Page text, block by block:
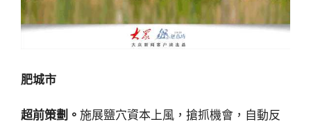
肥城市
超前策劃。 施展鹽穴資本上風，搶抓機會，自動反